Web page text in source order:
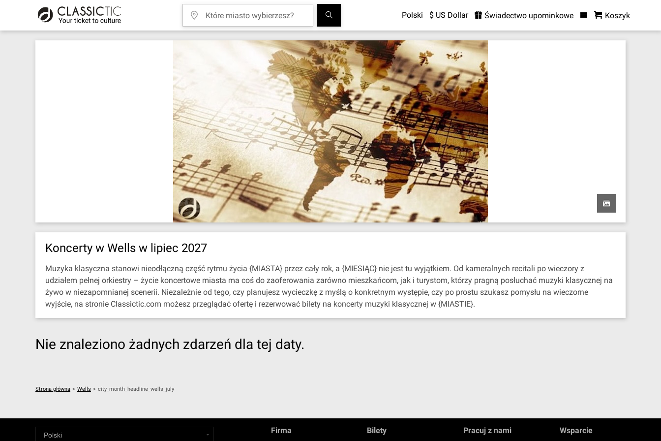
Polski $ US Dollar Świadectwo upominkowe Koszyk
Koncerty w Wells w lipiec 2027
Muzyka klasyczna stanowi nieodłączną część rytmu życia {MIASTA} przez cały rok, a {MIESIĄC} nie jest tu wyjątkiem. Od kameralnych recitali po wieczory z
udziałem pełnej orkiestry – życie koncertowe miasta ma coś do zaoferowania zarówno mieszkańcom, jak i turystom, którzy pragną posłuchać muzyki klasycznej na
żywo w niezapomnianej scenerii. Niezależnie od tego, czy planujesz wycieczkę z myślą o konkretnym występie, czy po prostu szukasz pomysłu na wieczorne
wyjście, na stronie Classictic.com możesz przeglądać ofertę i rezerwować bilety na koncerty muzyki klasycznej w {MIASTIE}.
Nie znaleziono żadnych zdarzeń dla tej daty.
Strona główna > Wells > city_month_headline_wells_july
Firma Bilety Pracuj z nami Wsparcie